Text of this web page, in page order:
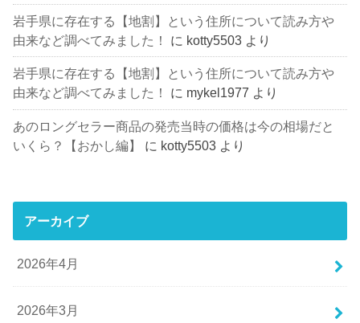
岩手県に存在する【地割】という住所について読み方や
由来など調べてみました！
に kotty5503 より
岩手県に存在する【地割】という住所について読み方や
由来など調べてみました！
に mykel1977 より
あのロングセラー商品の発売当時の価格は今の相場だと
いくら？【おかし編】
に kotty5503 より
アーカイブ
2026年4月
2026年3月